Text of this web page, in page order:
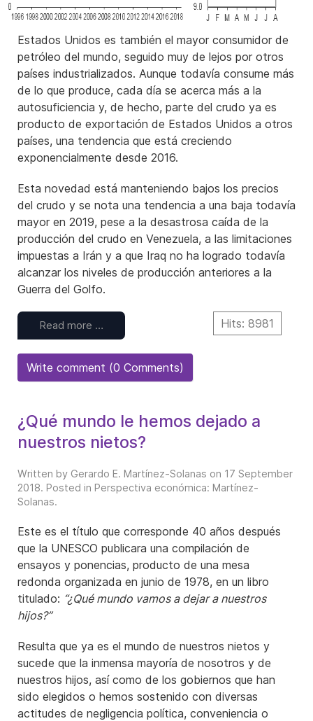
Estados Unidos es también el mayor consumidor de
petróleo del mundo, seguido muy de lejos por otros
países industrializados. Aunque todavía consume más
de lo que produce, cada día se acerca más a la
autosuficiencia y, de hecho, parte del crudo ya es
producto de exportación de Estados Unidos a otros
países, una tendencia que está creciendo
exponencialmente desde 2016.
Esta novedad está manteniendo bajos los precios
del crudo y se nota una tendencia a una baja todavía
mayor en 2019, pese a la desastrosa caída de la
producción del crudo en Venezuela, a las limitaciones
impuestas a Irán y a que Iraq no ha logrado todavía
alcanzar los niveles de producción anteriores a la
Guerra del Golfo.
Read more … Hits: 8981
Write comment (0 Comments)
¿Qué mundo le hemos dejado a
nuestros nietos?
Written by Gerardo E. Martínez-Solanas on 17 September
2018. Posted in Perspectiva económica: Martínez-
Solanas.
Este es el título que corresponde 40 años después
que la UNESCO publicara una compilación de
ensayos y ponencias, producto de una mesa
redonda organizada en junio de 1978, en un libro
titulado: “¿Qué mundo vamos a dejar a nuestros
hijos?”
Resulta que ya es el mundo de nuestros nietos y
sucede que la inmensa mayoría de nosotros y de
nuestros hijos, así como de los gobiernos que han
sido elegidos o hemos sostenido con diversas
actitudes de negligencia política, conveniencia o